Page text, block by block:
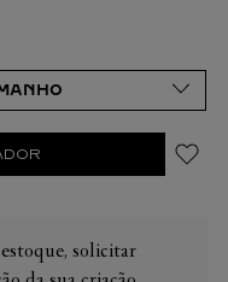
solicitar